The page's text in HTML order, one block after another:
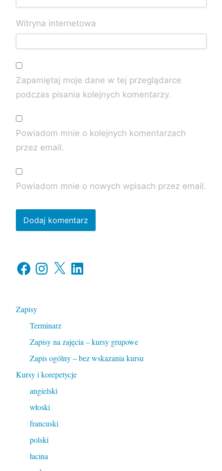
Witryna internetowa
Zapamiętaj moje dane w tej przeglądarce
podczas pisania kolejnych komentarzy.
Powiadom mnie o kolejnych komentarzach
przez email.
Powiadom mnie o nowych wpisach przez email.
FacebookInstagram
X LinkedIn
Zapisy
Terminarz
Zapisy na zajęcia – kursy grupowe
Zapis ogólny – bez wskazania kursu
Kursy i korepetycje
angielski
włoski
francuski
polski
łacina